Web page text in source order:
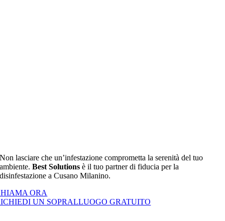
Non lasciare che un’infestazione comprometta la serenità del tuo
ambiente.Best Solutions è il tuo partner di fiducia per la
disinfestazione a Cusano Milanino.
ORA
UN SOPRALLUOGO GRATUITO